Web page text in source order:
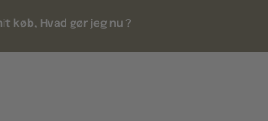
køb, Hvad gør jeg nu ?